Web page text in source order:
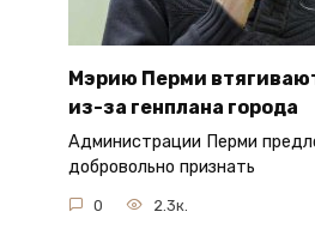
Мэрию Перми
из-за генплана города
Администрации Перми
добровольно признать
0 2.3к.